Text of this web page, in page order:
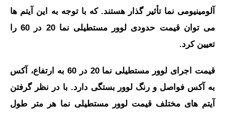
آلومینیومی نما تأثیر گذار هستند. که با توجه به این آیتم ها
می توان قیمت حدودی لوور مستطیلی نما 20 در 60 را
تعیین کرد.
قیمت اجرای لوور مستطیلی نما 20 در 60 به ارتفاع، آکس
به آکس فواصل و رنگ لوور بستگی دارد. با در نظر گرفتن
آیتم های مختلف قیمت لوور مستطیلی نما هر متر طول